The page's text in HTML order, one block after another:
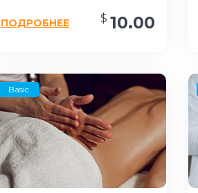
$10.00
ПОДРОБНЕЕ
Basic